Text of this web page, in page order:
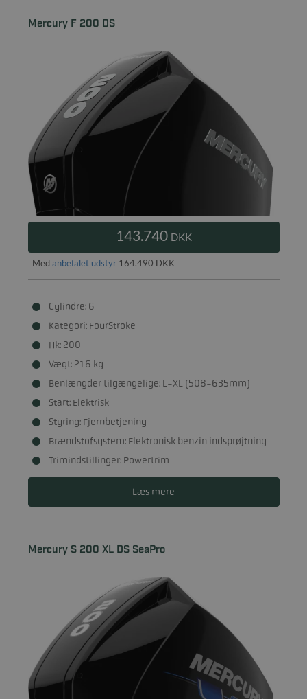
Mercury F 200 DS
143.740 DKK
Med anbefalet udstyr164.490 DKK
Cylindre: 6
Kategori: FourStroke
Hk: 200
Vægt: 216 kg
Benlængder tilgængelige: L-XL (508-635mm)
Start: Elektrisk
Styring: Fjernbetjening
Brændstofsystem: Elektronisk benzin indsprøjtning
Trimindstillinger: Powertrim
Læs mere
Mercury S 200 XL DS SeaPro